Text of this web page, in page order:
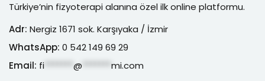
Türkiye’nin fizyoterapi alanına özel ilk online platformu.
Adr: Nergiz 1671 sok. Karşıyaka / İzmir
WhatsApp: 0 542 149 69 29
Email: fi @ mi.com